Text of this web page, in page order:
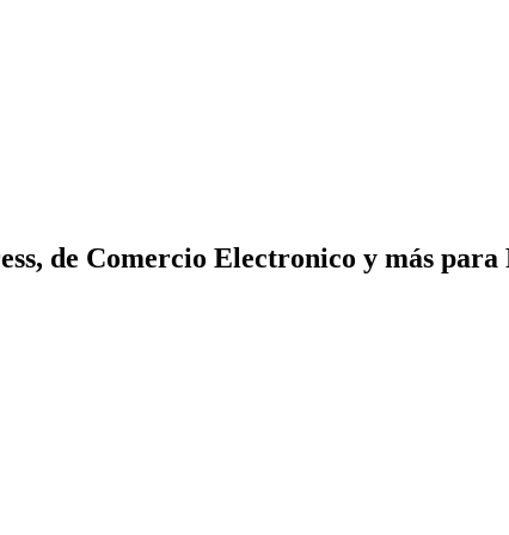
de Comercio Electronico y más para